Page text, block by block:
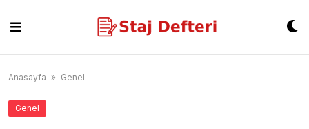
content
Anasayfa » Genel
Genel